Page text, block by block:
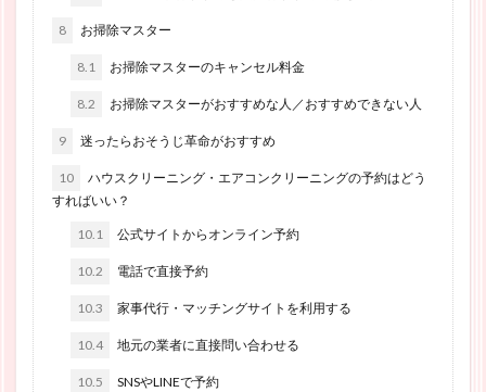
8 お掃除マスター
8.1 お掃除マスターのキャンセル料金
8.2 お掃除マスターがおすすめな人／おすすめできない人
9 迷ったらおそうじ革命がおすすめ
10
ハウスクリーニング・エアコンクリーニングの予約はどう
すればいい？
10.1 公式サイトからオンライン予約
10.2 電話で直接予約
10.3 家事代行・マッチングサイトを利用する
10.4 地元の業者に直接問い合わせる
10.5 SNSやLINEで予約